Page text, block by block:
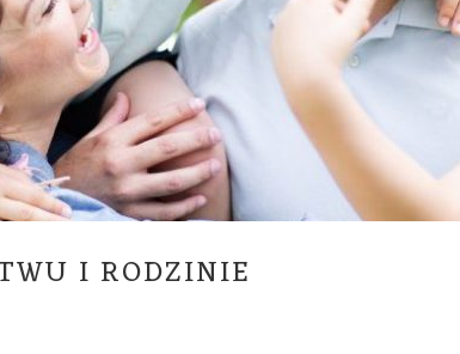
I RODZINIE